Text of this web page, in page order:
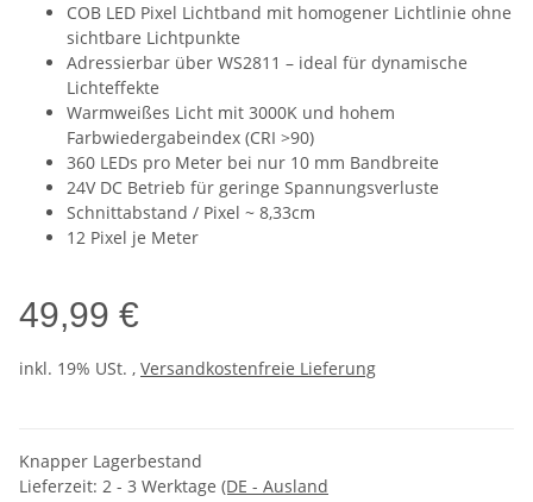
COB LED Pixel Lichtband mit homogener Lichtlinie ohne
sichtbare Lichtpunkte
Adressierbar über WS2811 – ideal für dynamische
Lichteffekte
Warmweißes Licht mit 3000K und hohem
Farbwiedergabeindex (CRI >90)
360 LEDs pro Meter bei nur 10 mm Bandbreite
24V DC Betrieb für geringe Spannungsverluste
Schnittabstand / Pixel ~ 8,33cm
12 Pixel je Meter
49,99 €
inkl. 19% USt. , Versandkostenfreie Lieferung
Knapper Lagerbestand
Lieferzeit: 2 - 3 Werktage (DE - Ausland